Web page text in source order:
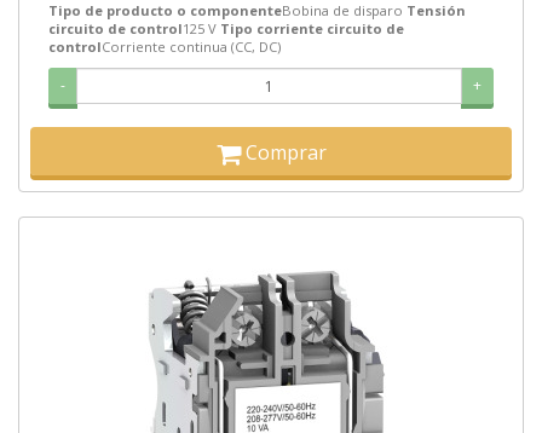
Tipo de producto o componenteBobina de disparo Tensión
circuito de control125 V Tipo corriente circuito de
controlCorriente continua (CC, DC)
- +
Comprar